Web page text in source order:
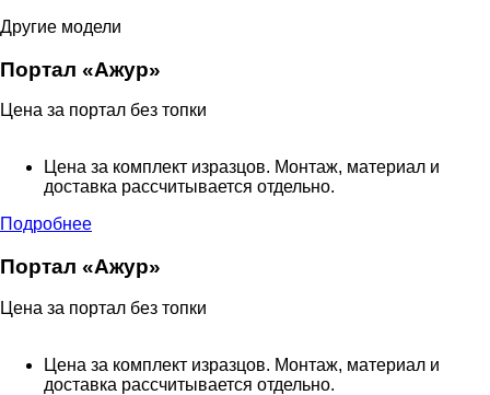
Другие модели
Портал «Ажур»
Цена за портал без топки
Цена за комплект изразцов. Монтаж, материал и
доставка рассчитывается отдельно.
Подробнее
Портал «Ажур»
Цена за портал без топки
Цена за комплект изразцов. Монтаж, материал и
доставка рассчитывается отдельно.